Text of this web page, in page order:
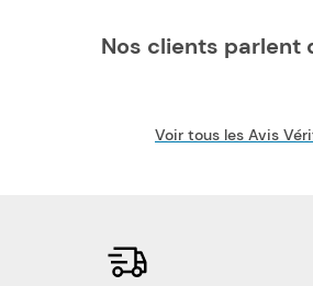
Nos clients parlent
Voir tous les Avis